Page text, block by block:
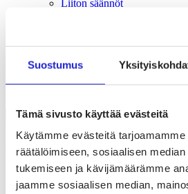
Suostumus
Tämä sivusto käyttää evästeitä
Käytämme evästeitä
räätälöimiseen, sosiaalisen
tukemiseen ja kävijämäärämme
jaamme sosiaalisen median,
Liiton säännöt
jäsenistä
Uutishuone
Kevätseminaarissa visioitiin alan